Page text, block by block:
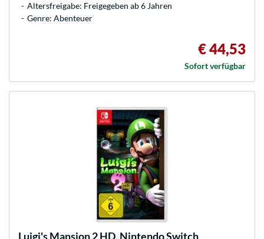
Altersfreigabe: Freigegeben ab 6 Jahren
Genre: Abenteuer
€ 44,53
Sofort verfügbar
Luigi's Mansion 2 HD, Nintendo Switch